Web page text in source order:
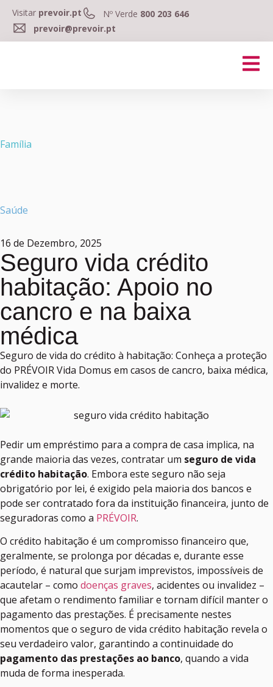
Visitar prevoir.pt Nº Verde 800 203 646
prevoir@prevoir.pt
Família
Saúde
16 de Dezembro, 2025
Seguro vida crédito
habitação: Apoio no
cancro e na baixa
médica
Seguro de vida do crédito à habitação: Conheça a proteção
do PRÉVOIR Vida Domus em casos de cancro, baixa médica,
invalidez e morte.
Pedir um empréstimo para a compra de casa implica, na
grande maioria das vezes, contratar um seguro de vida
crédito habitação. Embora este seguro não seja
obrigatório por lei, é exigido pela maioria dos bancos e
pode ser contratado fora da instituição financeira, junto de
seguradoras como a PRÉVOIR.
O crédito habitação é um compromisso financeiro que,
geralmente, se prolonga por décadas e, durante esse
período, é natural que surjam imprevistos, impossíveis de
acautelar – como doenças graves, acidentes ou invalidez –
que afetam o rendimento familiar e tornam difícil manter o
pagamento das prestações. É precisamente nestes
momentos que o seguro de vida crédito habitação revela o
seu verdadeiro valor, garantindo a continuidade do
pagamento das prestações ao banco, quando a vida
muda de forma inesperada.